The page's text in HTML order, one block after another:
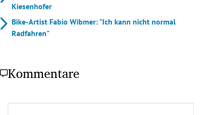
Kiesenhofer
Bike-Artist Fabio Wibmer: "Ich kann nicht normal
Radfahren"
Kommentare